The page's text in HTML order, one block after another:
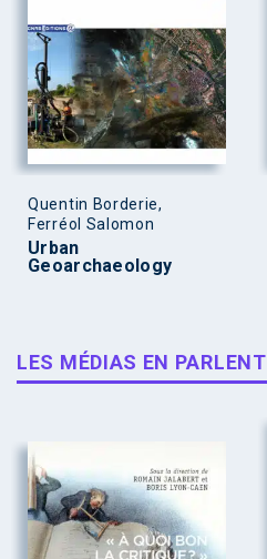
Quentin Borderie,
Ferréol Salomon
Urban
Geoarchaeology
LES MÉDIAS EN PARLENT